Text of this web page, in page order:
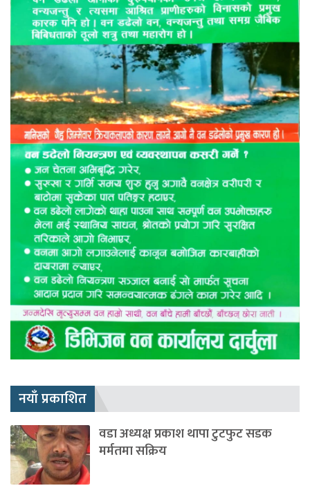
नयाँ प्रकाशित
वडा अध्यक्ष प्रकाश थापा टुटफुट सडक
मर्मतमा सक्रिय